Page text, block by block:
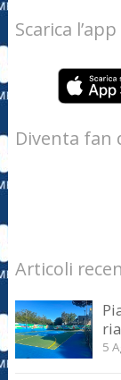
Scarica
Diventa fan
Articoli
5